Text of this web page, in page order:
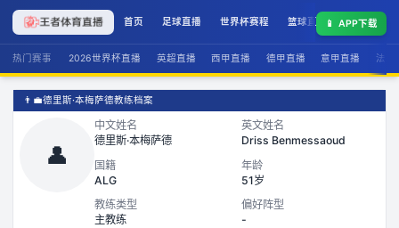
首页 足球直播 世界杯赛程 篮球直播 联赛积分
📱 APP下载
热门赛事 2026世界杯直播 英超直播 西甲直播 德甲直播 意甲直播 法甲
👨‍💼德里斯·本梅萨德教练档案
👤
中文姓名
德里斯·本梅萨德
英文姓名
Driss Benmessaoud
国籍
ALG
年龄
51岁
教练类型
主教练
偏好阵型
-